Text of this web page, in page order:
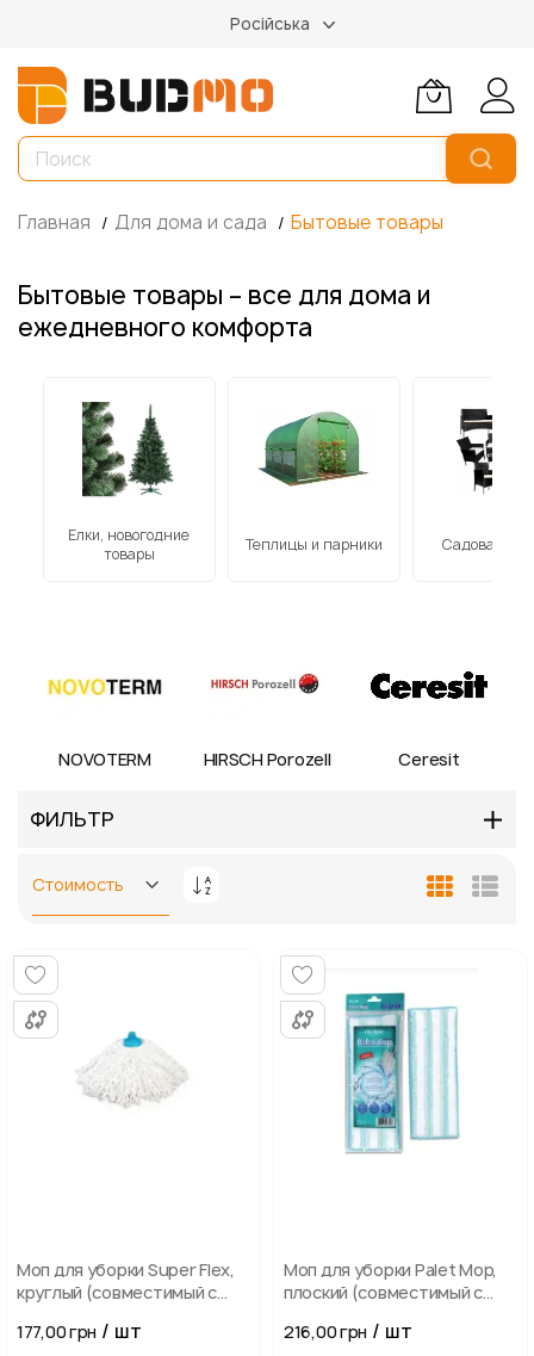
Російська
Главная Для дома и сада Бытовые товары
Бытовые товары – все для дома и
ежедневного комфорта
Елки, новогодние
товары
Теплицы и парники Садовая
NOVOTERM HIRSCH Porozell Ceresit
ФИЛЬТР
Задать
убыванию
Моп для уборки Super Flex,
круглый (совместимый с
177,00 грн / шт
Моп для уборки Palet Mop,
плоский (совместимый с
216,00 грн / шт